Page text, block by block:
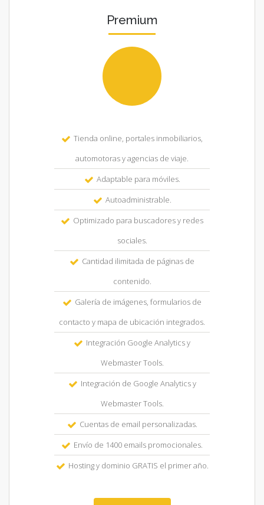
Premium
Tienda online, portales inmobiliarios,
automotoras y agencias de viaje.
Adaptable para móviles.
Autoadministrable.
Optimizado para buscadores y redes
sociales.
Cantidad ilimitada de páginas de
contenido.
Galería de imágenes, formularios de
contacto y mapa de ubicación integrados.
Integración Google Analytics y
Webmaster Tools.
Integración de Google Analytics y
Webmaster Tools.
Cuentas de email personalizadas.
Envío de 1400 emails promocionales.
Hosting y dominio GRATIS el primer año.